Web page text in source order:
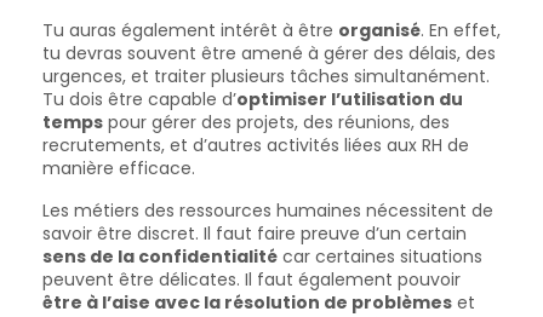
Tu auras également intérêt à être organisé. En effet,
tu devras souvent être amené à gérer des délais, des
urgences, et traiter plusieurs tâches simultanément.
Tu dois être capable d’optimiser l’utilisation du
temps pour gérer des projets, des réunions, des
recrutements, et d’autres activités liées aux RH de
manière efficace.
Les métiers des ressources humaines nécessitent de
savoir être discret. Il faut faire preuve d’un certain
sens de la confidentialité car certaines situations
peuvent être délicates. Il faut également pouvoir
être à l’aise avec la résolution de problèmes et